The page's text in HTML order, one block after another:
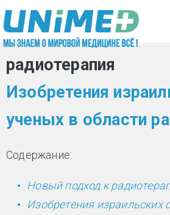
Перейти к основному
радиотерапия
Изобретения
ученых в области
Содержание:
Новый подход к
Изобретения израильских